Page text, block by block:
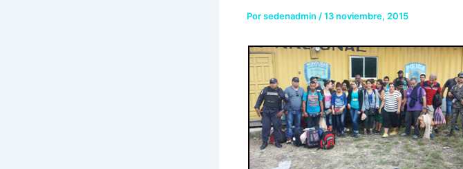
Porsedenadmin /13 noviembre, 2015